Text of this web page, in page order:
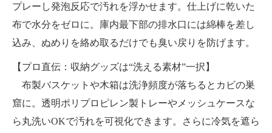
プレーし発泡反応で汚れを浮かせます。仕上げに乾いた
布で水分をゼロに。庫内最下部の排水口には綿棒を差し
込み、ぬめりを絡め取るだけでも臭い戻りを防げます。
【プロ直伝：収納グッズは“洗える素材”一択】
布製バスケットや木箱は洗浄頻度が落ちるとカビの巣
窟に。透明ポリプロピレン製トレーやメッシュケースな
ら丸洗いOKで汚れを可視化できます。さらに冷気を遮ら